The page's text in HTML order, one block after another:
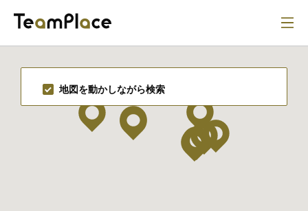
地図を動かしながら検索